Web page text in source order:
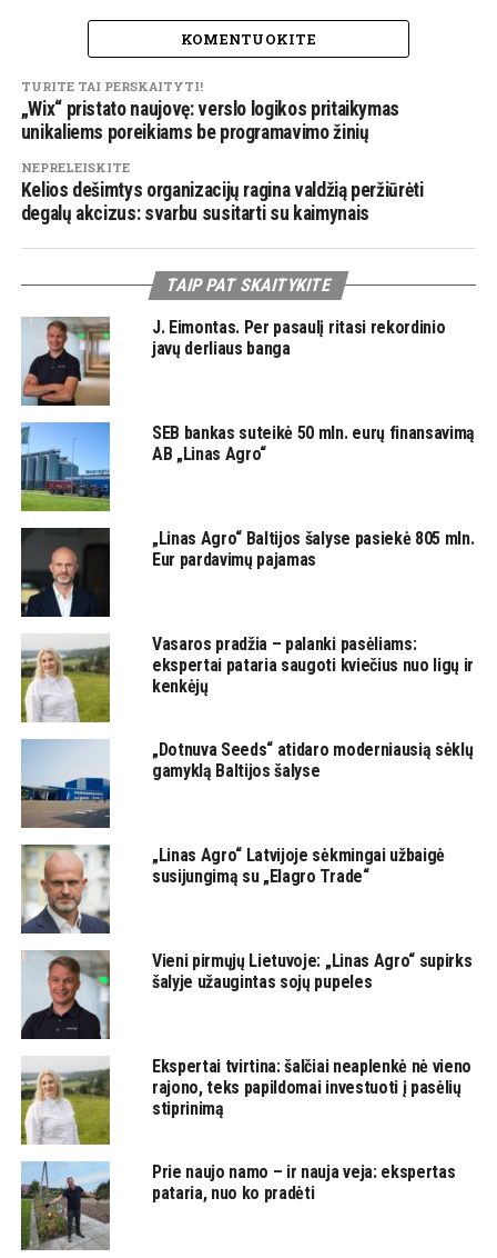
KOMENTUOKITE
TURITE TAI PERSKAITYTI!
„Wix“ pristato naujovę: verslo logikos pritaikymas
unikaliems poreikiams be programavimo žinių
NEPRELEISKITE
Kelios dešimtys organizacijų ragina valdžią peržiūrėti
degalų akcizus: svarbu susitarti su kaimynais
TAIP PAT SKAITYKITE
J. Eimontas. Per pasaulį ritasi rekordinio
javų derliaus banga
SEB bankas suteikė 50 mln. eurų finansavimą
AB „Linas Agro“
„Linas Agro“ Baltijos šalyse pasiekė 805 mln.
Eur pardavimų pajamas
Vasaros pradžia – palanki pasėliams:
ekspertai pataria saugoti kviečius nuo ligų ir
kenkėjų
„Dotnuva Seeds“ atidaro moderniausią sėklų
gamyklą Baltijos šalyse
„Linas Agro“ Latvijoje sėkmingai užbaigė
susijungimą su „Elagro Trade“
Vieni pirmųjų Lietuvoje: „Linas Agro“ supirks
šalyje užaugintas sojų pupeles
Ekspertai tvirtina: šalčiai neaplenkė nė vieno
rajono, teks papildomai investuoti į pasėlių
stiprinimą
Prie naujo namo – ir nauja veja: ekspertas
pataria, nuo ko pradėti